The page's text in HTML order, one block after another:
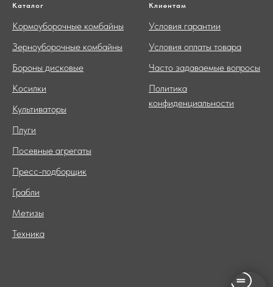
Каталог
Кормоуборочные комбайны
Зерноуборочные комбайны
Бороны дисковые
Косилки
Культиваторы
Плуги
Посевные агрегаты
Пресс-подборщик
Грабли
Метизы
Техника
Клиентам
Условия гарантии
Условия оплаты товара
Часто задаваемые вопросы
Политика
конфиденциальности